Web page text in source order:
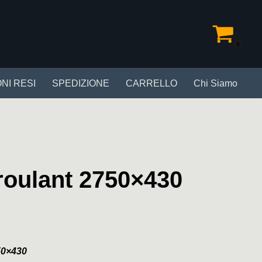
RESI SPEDIZIONE CARRELLO Chi Siamo
2750×430